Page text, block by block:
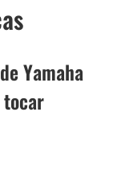
Yamaha
tocar